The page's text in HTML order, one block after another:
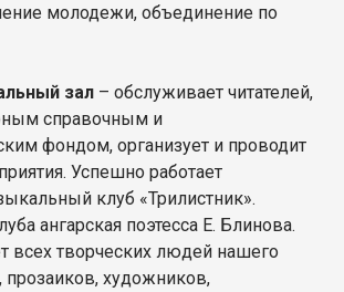
молодежи, объединение по
зал – обслуживает читателей,
справочным и
фондом, организует и проводит
Успешно работает
клуб «Трилистник».
ангарская поэтесса Е. Блинова.
всех творческих людей нашего
прозаиков, художников,